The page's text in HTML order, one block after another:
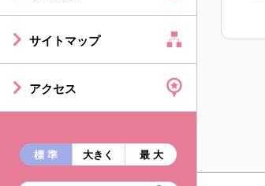
サイトマップ
アクセス
標 準 大きく 最 大